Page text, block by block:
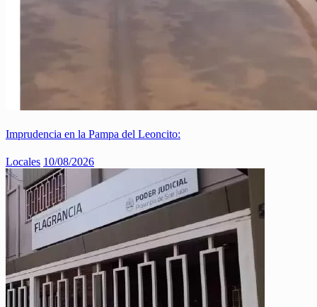
Imprudencia en la Pampa del Leoncito:
Locales 10/08/2026